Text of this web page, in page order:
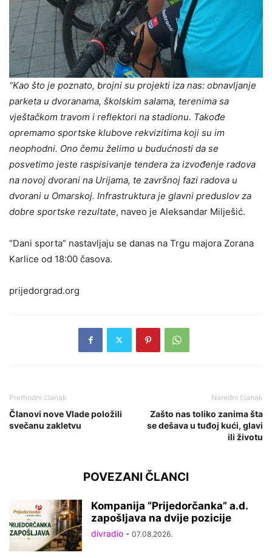
“Kao što je poznato, brojni su projekti iza nas: obnavljanje
parketa u dvoranama, školskim salama, terenima sa
vještačkom travom i reflektori na stadionu. Takođe
opremamo sportske klubove rekvizitima koji su im
neophodni. Ono čemu želimo u budućnosti da se
posvetimo jeste raspisivanje tendera za izvođenje radova
na novoj dvorani na Urijama, te završnoj fazi radova u
dvorani u Omarskoj. Infrastruktura je glavni preduslov za
dobre sportske rezultate, naveo je Aleksandar Milješić.
“Dani sporta” nastavljaju se danas na Trgu majora Zorana
Karlice od 18:00 časova.
prijedorgrad.org
Prethodni članak
Članovi nove Vlade položili
svečanu zakletvu
Naredni članak
Zašto nas toliko zanima šta
se dešava u tuđoj kući, glavi
ili životu
POVEZANI ČLANCI
Kompanija “Prijedorčanka” a.d.
zapošljava na dvije pozicije
divradio - 07.08.2026.